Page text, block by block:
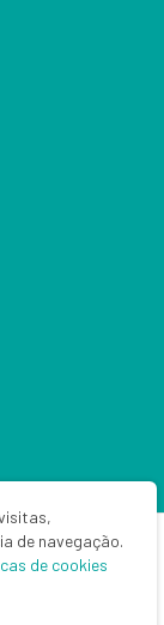
reservados.
de navegação.
de cookies